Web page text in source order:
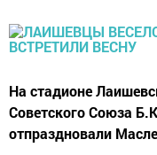
На стадионе
Советского Союза
отпраздновали